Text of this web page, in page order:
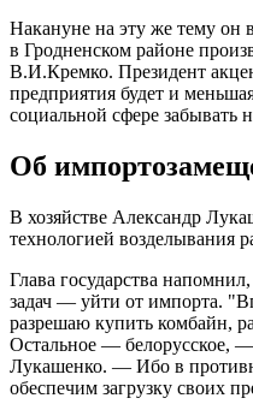
Накануне на эту же тему он
в Гродненском районе
В.И.Кремко. Президент
предприятия будет и
социальной сфере забывать
Об
В хозяйстве Александр
технологией возделывания
Глава государства
задач — уйти от импорта.
разрешаю купить комбайн,
Остальное — белорусское,
Лукашенко. — Ибо в
обеспечим загрузку своих